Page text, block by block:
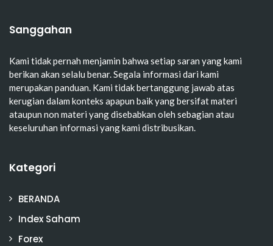
Sanggahan
Kami tidak pernah menjamin bahwa setiap saran yang kami
berikan akan selalu benar. Segala informasi dari kami
merupakan panduan. Kami tidak bertanggung jawab atas
kerugian dalam konteks apapun baik yang bersifat materi
ataupun non materi yang disebabkan oleh sebagian atau
keseluruhan informasi yang kami distribusikan.
Kategori
BERANDA
Index Saham
Forex